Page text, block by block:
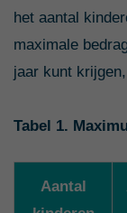
het aantal
maximale
jaar kunt
Tabel 1.
Aantal